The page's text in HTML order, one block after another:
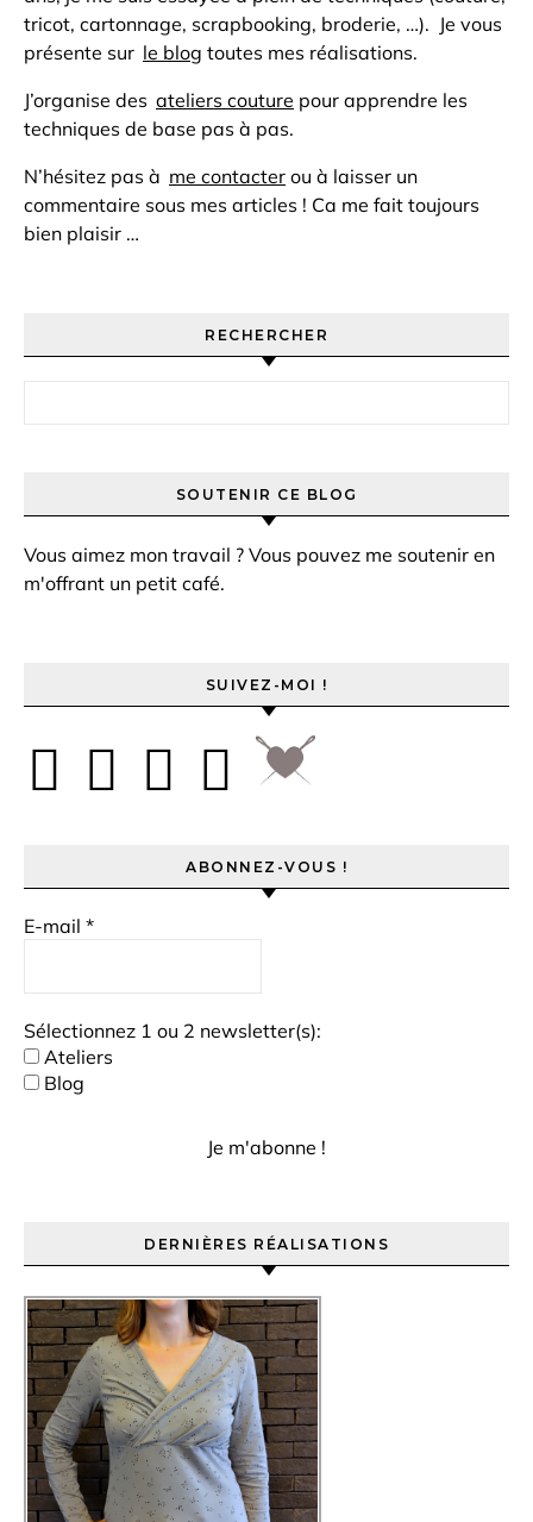
tricot, cartonnage, scrapbooking, broderie, …). Je vous
présente sur le blog toutes mes réalisations.
J’organise des ateliers couture pour apprendre les
techniques de base pas à pas.
N’hésitez pas à me contacter ou à laisser un
commentaire sous mes articles ! Ca me fait toujours
bien plaisir …
RECHERCHER
SOUTENIR CE BLOG
Vous aimez mon travail ? Vous pouvez me soutenir en
m'offrant un petit café.
SUIVEZ-MOI !
ABONNEZ-VOUS !
E-mail *
Sélectionnez 1 ou 2 newsletter(s):
Ateliers
Blog
DERNIÈRES RÉALISATIONS